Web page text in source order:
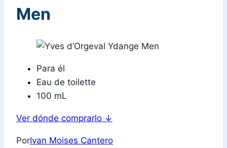
Men
Para él
Eau de toilette
100 mL
Ver dónde comprarlo ↓
PorIvan Moises Cantero